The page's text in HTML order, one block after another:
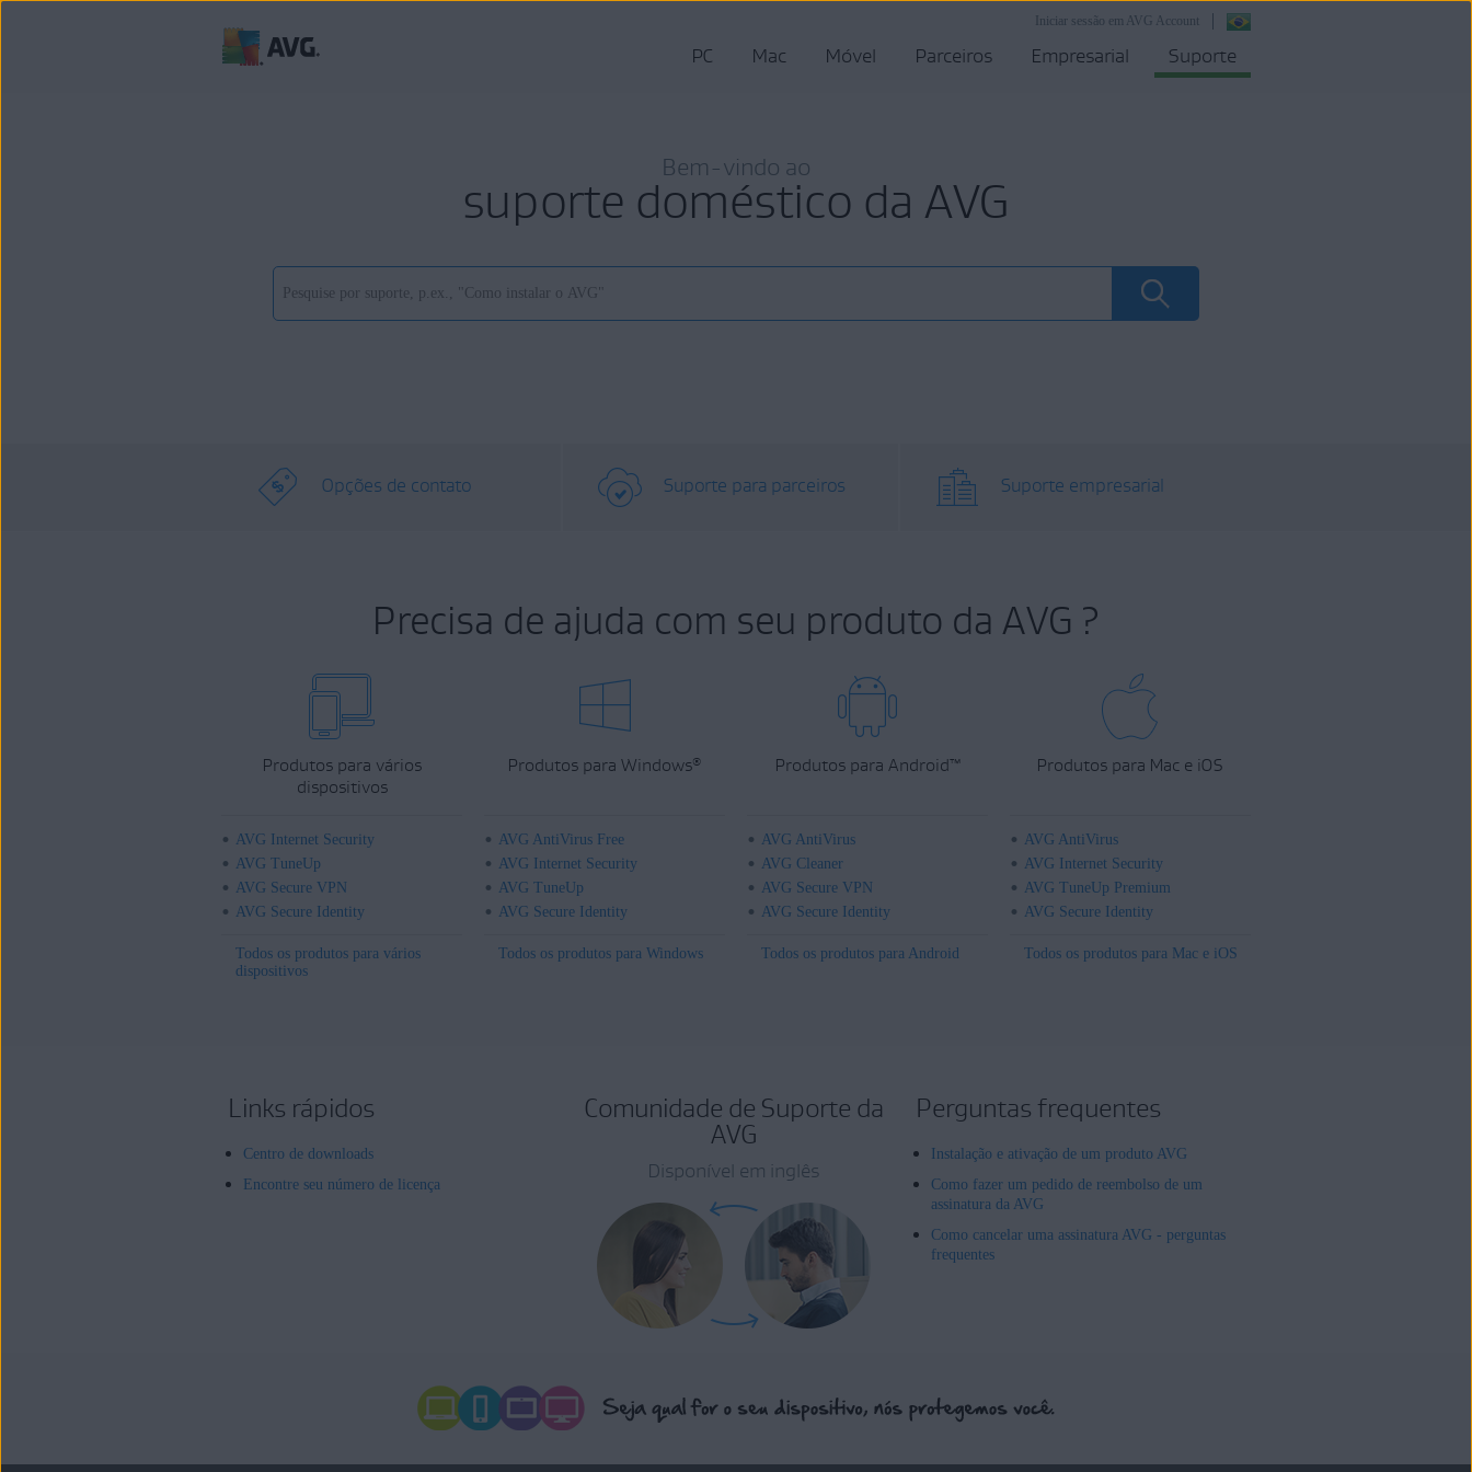
Iniciar sessão em AVG Account
PC Mac Móvel Parceiros Empresarial Suporte
Bem-vindo ao
suporte doméstico da AVG
Opções de contato Suporte para parceiros Suporte empresarial
Precisa de ajuda com seu produto da AVG ?
Produtos para vários
dispositivos
AVG Internet Security
AVG TuneUp
AVG Secure VPN
AVG Secure Identity
Todos os produtos para vários
dispositivos
Produtos para Windows®
AVG AntiVirus Free
AVG Internet Security
AVG TuneUp
AVG Secure Identity
Todos os produtos para Windows
Produtos para Android™
AVG AntiVirus
AVG Cleaner
AVG Secure VPN
AVG Secure Identity
Todos os produtos para Android
Produtos para Mac e iOS
AVG AntiVirus
AVG Internet Security
AVG TuneUp Premium
AVG Secure Identity
Todos os produtos para Mac e iOS
Links rápidos
Centro de downloads
Encontre seu número de licença
Comunidade de Suporte da
AVG
Disponível em inglês
Perguntas frequentes
Instalação e ativação de um produto AVG
Como fazer um pedido de reembolso de um
assinatura da AVG
Como cancelar uma assinatura AVG - perguntas
frequentes